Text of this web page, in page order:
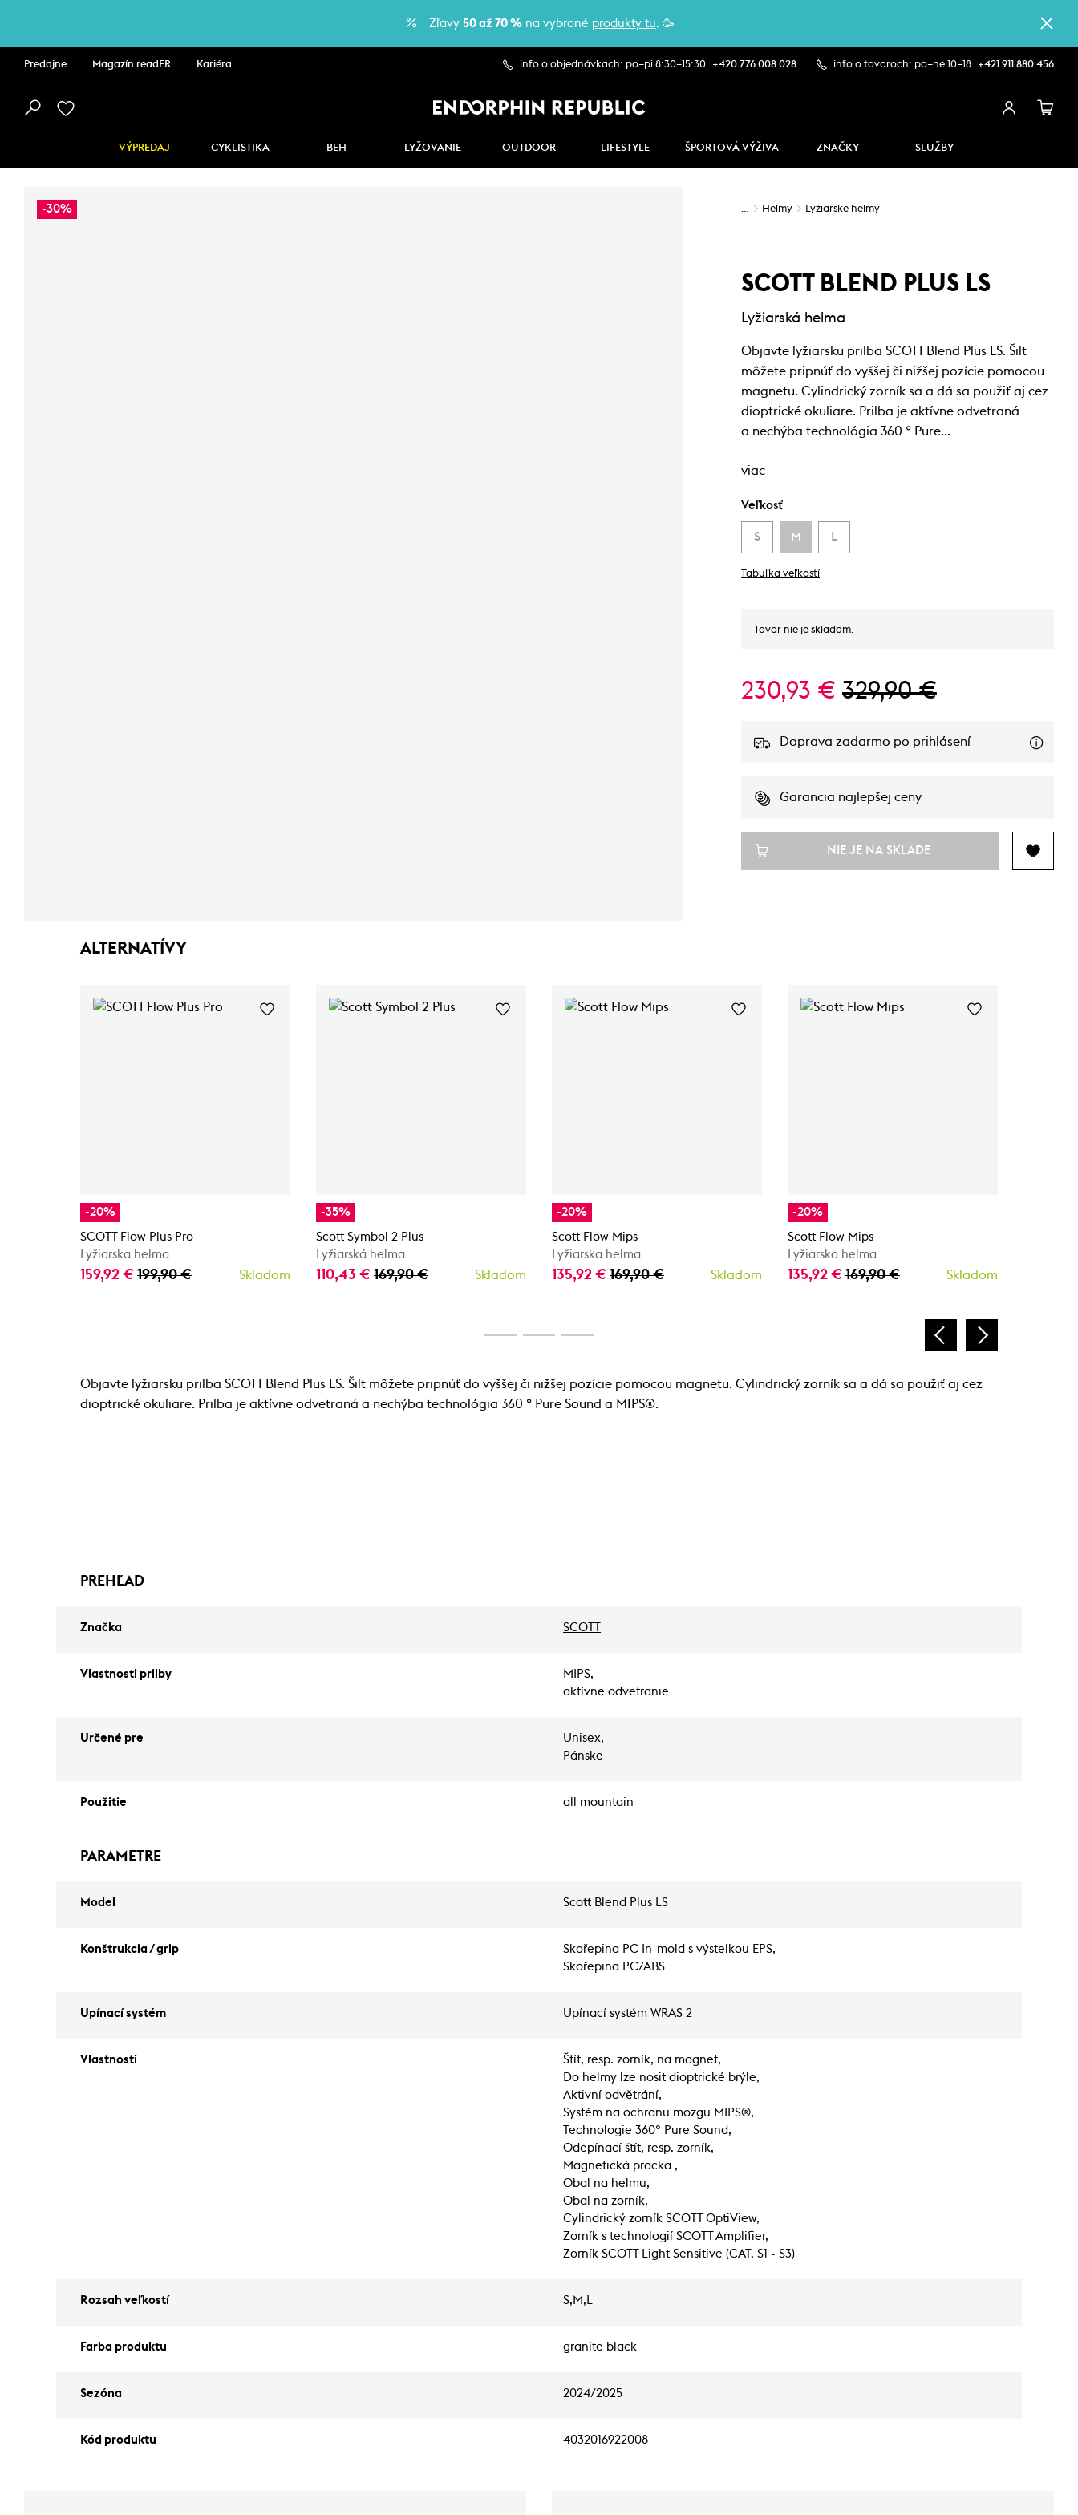
Zľavy 50 až 70 % na vybrané produkty tu. 🥳
Predajne Magazín readER Kariéra info o objednávkach: po–pi 8:30–15:30 +420 776 008 028 info o tovaroch: po–ne 10–18 +421 911 880 456
VÝPREDAJ CYKLISTIKA BEH LYŽOVANIE OUTDOOR LIFESTYLE ŠPORTOVÁ VÝŽIVA ZNAČKY SLUŽBY
-30% … Helmy Lyžiarske helmy
SCOTT BLEND PLUS LS
Lyžiarská helma
Objavte lyžiarsku prilba SCOTT Blend Plus LS. Šilt
môžete pripnúť do vyššej či nižšej pozície pomocou
magnetu. Cylindrický zorník sa a dá sa použiť aj cez
dioptrické okuliare. Prilba je aktívne odvetraná
a nechýba technológia 360 ° Pure…
viac
Veľkosť
S M L
Tabuľka veľkostí
Tovar nie je skladom.
230,93 € 329,90 €
Doprava zadarmo po prihlásení
Garancia najlepšej ceny
NIE JE NA SKLADE
ALTERNATÍVY
-20%
SCOTT Flow Plus Pro
Lyžiarska helma
159,92 € 199,90 € Skladom
-35%
Scott Symbol 2 Plus
Lyžiarská helma
110,43 € 169,90 € Skladom
-20%
Scott Flow Mips
Lyžiarska helma
135,92 € 169,90 € Skladom
-20%
Scott Flow Mips
Lyžiarska helma
135,92 € 169,90 € Skladom
Objavte lyžiarsku prilba SCOTT Blend Plus LS. Šilt môžete pripnúť do vyššej či nižšej pozície pomocou magnetu. Cylindrický zorník sa a dá sa použiť aj cez
dioptrické okuliare. Prilba je aktívne odvetraná a nechýba technológia 360 ° Pure Sound a MIPS®.
PREHĽAD
Značka SCOTT
Vlastnosti prilby
MIPS,
aktívne odvetranie
Určené pre
Unisex,
Pánske
Použitie all mountain
PARAMETRE
Model Scott Blend Plus LS
Konštrukcia / grip
Skořepina PC In-mold s výstelkou EPS,
Skořepina PC/ABS
Upínací systém Upínací systém WRAS 2
Vlastnosti
Štít, resp. zorník, na magnet,
Do helmy lze nosit dioptrické brýle,
Aktivní odvětrání,
Systém na ochranu mozgu MIPS®,
Technologie 360° Pure Sound,
Odepínací štít, resp. zorník,
Magnetická pracka ,
Obal na helmu,
Obal na zorník,
Cylindrický zorník SCOTT OptiView,
Zorník s technologií SCOTT Amplifier,
Zorník SCOTT Light Sensitive (CAT. S1 - S3)
Rozsah veľkostí S,M,L
Farba produktu granite black
Sezóna 2024/2025
Kód produktu 4032016922008